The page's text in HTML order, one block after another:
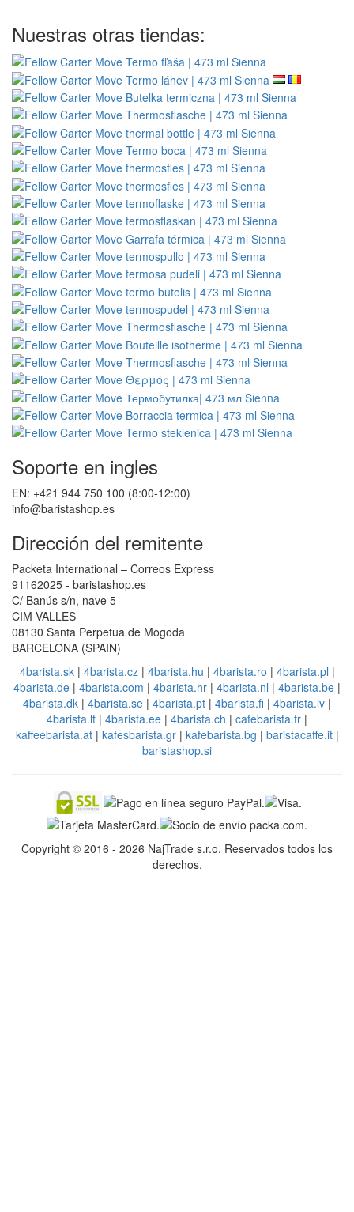
Nuestras otras tiendas:
Soporte en ingles
EN: +421 944 750 100 (8:00-12:00)
info@baristashop.es
Dirección del remitente
Packeta International – Correos Express
91162025 - baristashop.es
C/ Banús s/n, nave 5
CIM VALLES
08130 Santa Perpetua de Mogoda
BARCELONA (SPAIN)
4barista.sk| 4barista.cz| 4barista.hu | 4barista.ro | 4barista.pl |
4barista.de | 4barista.com | 4barista.hr | 4barista.nl | 4barista.be |
4barista.dk | 4barista.se | 4barista.pt | 4barista.fi | 4barista.lv |
4barista.lt | 4barista.ee | 4barista.ch | cafebarista.fr |
kaffeebarista.at| kafesbarista.gr| kafebarista.bg | baristacaffe.it|
baristashop.si
Copyright © 2016 - 2026 NajTrade s.r.o. Reservados todos los
derechos.